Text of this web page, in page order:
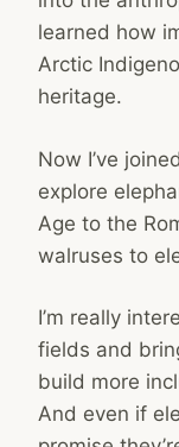
learned how
Arctic
heritage.
Now I’ve
explore
Age to the
walruses to
I’m really
fields and
build more
And even if